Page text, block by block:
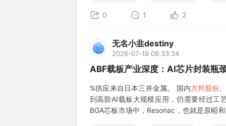
0 1 2
无名小韭destiny
2026-07-19 08:33:34
ABF载板产业深度：AI芯片封装瓶
%供应来自日本三井金属。 国内方邦股份
到高阶AI载板大规模应用，仍需要经过工
BGA芯板市场中，Resonac，也就是原昭